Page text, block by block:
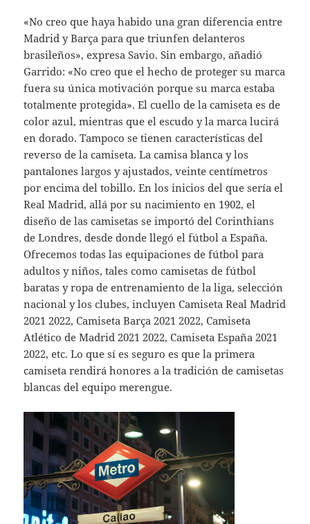
«No creo que haya habido una gran diferencia entre
Madrid y Barça para que triunfen delanteros
brasileños», expresa Savio. Sin embargo, añadió
Garrido: «No creo que el hecho de proteger su marca
fuera su única motivación porque su marca estaba
totalmente protegida». El cuello de la camiseta es de
color azul, mientras que el escudo y la marca lucirá
en dorado. Tampoco se tienen características del
reverso de la camiseta. La camisa blanca y los
pantalones largos y ajustados, veinte centímetros
por encima del tobillo. En los inicios del que sería el
Real Madrid, allá por su nacimiento en 1902, el
diseño de las camisetas se importó del Corinthians
de Londres, desde donde llegó el fútbol a España.
Ofrecemos todas las equipaciones de fútbol para
adultos y niños, tales como camisetas de fútbol
baratas y ropa de entrenamiento de la liga, selección
nacional y los clubes, incluyen Camiseta Real Madrid
2021 2022, Camiseta Barça 2021 2022, Camiseta
Atlético de Madrid 2021 2022, Camiseta España 2021
2022, etc. Lo que sí es seguro es que la primera
camiseta rendirá honores a la tradición de camisetas
blancas del equipo merengue.